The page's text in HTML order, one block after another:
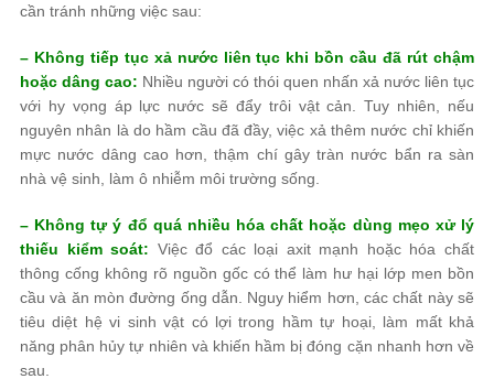
cần tránh những việc sau:
– Không tiếp tục xả nước liên tục khi bồn cầu đã rút chậm
hoặc dâng cao: Nhiều người có thói quen nhấn xả nước liên tục
với hy vọng áp lực nước sẽ đẩy trôi vật cản. Tuy nhiên, nếu
nguyên nhân là do hầm cầu đã đầy, việc xả thêm nước chỉ khiến
mực nước dâng cao hơn, thậm chí gây tràn nước bẩn ra sàn
nhà vệ sinh, làm ô nhiễm môi trường sống.
– Không tự ý đổ quá nhiều hóa chất hoặc dùng mẹo xử lý
thiếu kiểm soát: Việc đổ các loại axit mạnh hoặc hóa chất
thông cống không rõ nguồn gốc có thể làm hư hại lớp men bồn
cầu và ăn mòn đường ống dẫn. Nguy hiểm hơn, các chất này sẽ
tiêu diệt hệ vi sinh vật có lợi trong hầm tự hoại, làm mất khả
năng phân hủy tự nhiên và khiến hầm bị đóng cặn nhanh hơn về
sau.